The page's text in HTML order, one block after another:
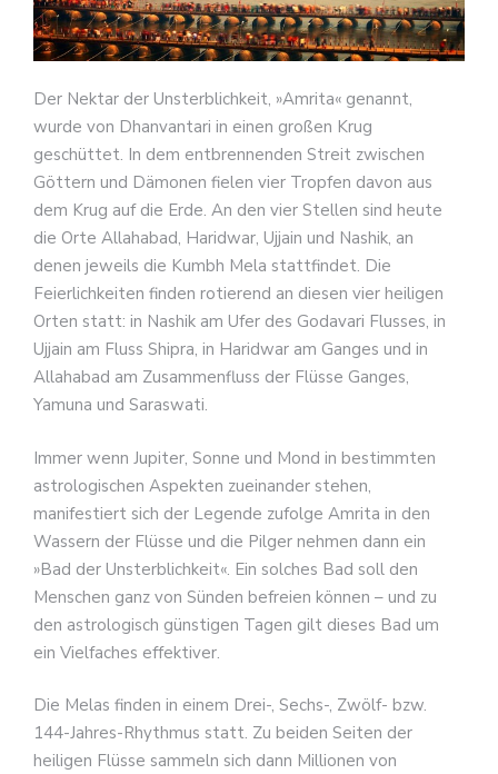
Der Nektar der Unsterblichkeit, »Amrita« genannt,
wurde von Dhanvantari in einen großen Krug
geschüttet. In dem entbrennenden Streit zwischen
Göttern und Dämonen fielen vier Tropfen davon aus
dem Krug auf die Erde. An den vier Stellen sind heute
die Orte Allahabad, Haridwar, Ujjain und Nashik, an
denen jeweils die Kumbh Mela stattfindet. Die
Feierlichkeiten finden rotierend an diesen vier heiligen
Orten statt: in Nashik am Ufer des Godavari Flusses, in
Ujjain am Fluss Shipra, in Haridwar am Ganges und in
Allahabad am Zusammenfluss der Flüsse Ganges,
Yamuna und Saraswati.
Immer wenn Jupiter, Sonne und Mond in bestimmten
astrologischen Aspekten zueinander stehen,
manifestiert sich der Legende zufolge Amrita in den
Wassern der Flüsse und die Pilger nehmen dann ein
»Bad der Unsterblichkeit«. Ein solches Bad soll den
Menschen ganz von Sünden befreien können – und zu
den astrologisch günstigen Tagen gilt dieses Bad um
ein Vielfaches effektiver.
Die Melas finden in einem Drei-, Sechs-, Zwölf- bzw.
144-Jahres-Rhythmus statt. Zu beiden Seiten der
heiligen Flüsse sammeln sich dann Millionen von